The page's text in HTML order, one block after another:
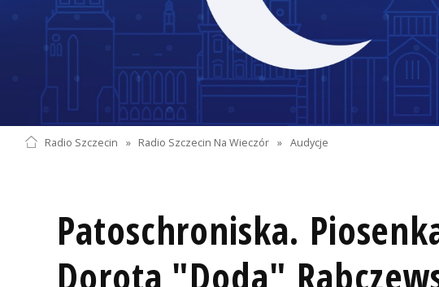
Radio Szczecin » Radio Szczecin Na Wieczór » Audycje
Patoschroniska.